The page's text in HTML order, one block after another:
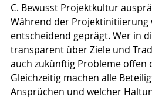
C. Bewusst Projektkultur
Während der
entscheidend geprägt. Wer in
transparent über Ziele und
auch zukünftig Probleme offen
Gleichzeitig machen alle
Ansprüchen und welcher